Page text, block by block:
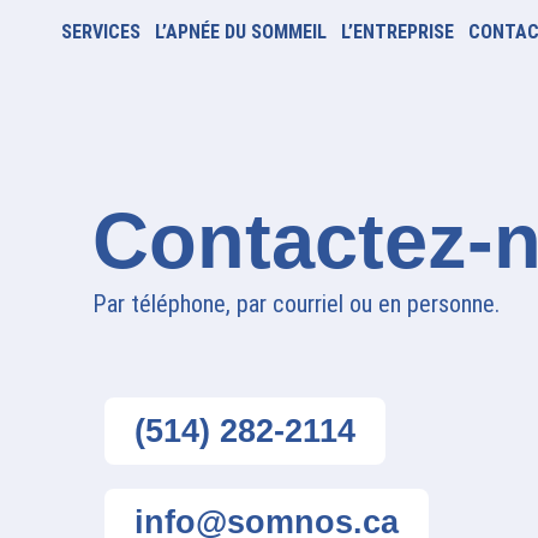
SERVICES L’APNÉE DU SOMMEIL L’ENTREPRISE
Contactez-
Par téléphone, par courriel ou en personne.
(514) 282-2114
info@somnos.ca